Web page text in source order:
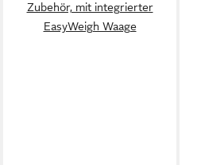
Zubehör, mit integrierter
EasyWeigh Waage